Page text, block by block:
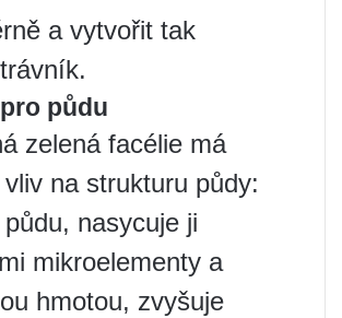
a vytvořit tak
půdu
zelená facélie má
na strukturu půdy:
nasycuje ji
mikroelementy a
hmotou, zvyšuje